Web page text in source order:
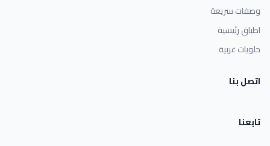
وصفات سريعة
اطباق رئيسية
حلويات غربية
اتصل بنا
تابعنا